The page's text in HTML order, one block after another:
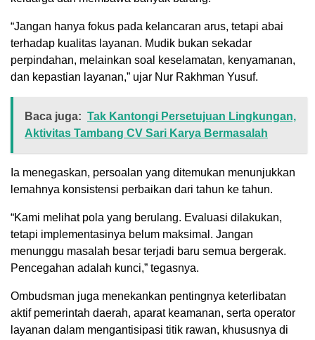
“Jangan hanya fokus pada kelancaran arus, tetapi abai
terhadap kualitas layanan. Mudik bukan sekadar
perpindahan, melainkan soal keselamatan, kenyamanan,
dan kepastian layanan,” ujar Nur Rakhman Yusuf.
Baca juga: Tak Kantongi Persetujuan Lingkungan,
Aktivitas Tambang CV Sari Karya Bermasalah
Ia menegaskan, persoalan yang ditemukan menunjukkan
lemahnya konsistensi perbaikan dari tahun ke tahun.
“Kami melihat pola yang berulang. Evaluasi dilakukan,
tetapi implementasinya belum maksimal. Jangan
menunggu masalah besar terjadi baru semua bergerak.
Pencegahan adalah kunci,” tegasnya.
Ombudsman juga menekankan pentingnya keterlibatan
aktif pemerintah daerah, aparat keamanan, serta operator
layanan dalam mengantisipasi titik rawan, khususnya di